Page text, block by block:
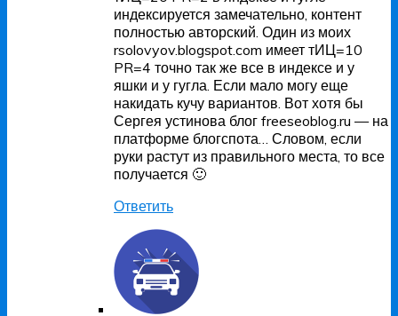
индексируется замечательно, контент
полностью авторский. Один из моих
rsolovyov.blogspot.com имеет тИЦ=10
PR=4 точно так же все в индексе и у
яшки и у гугла. Если мало могу еще
накидать кучу вариантов. Вот хотя бы
Сергея устинова блог freeseoblog.ru — на
платформе блогспота… Словом, если
руки растут из правильного места, то все
получается 🙂
Ответить